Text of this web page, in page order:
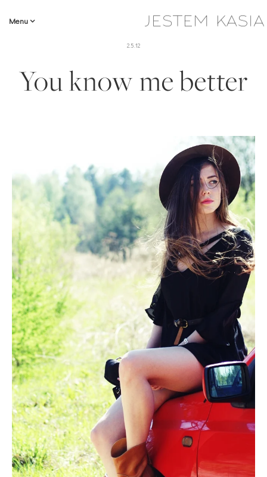
Menu
2.5.12
You know me better